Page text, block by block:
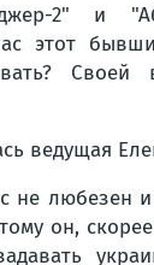
2" и
этот
Своей
ведущая
не любезен
он,